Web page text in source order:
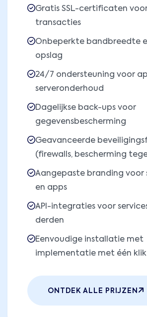
Gratis SSL-certificaten
transacties
Onbeperkte bandbreedte
opslag
24/7 ondersteuning voor
serveronderhoud
Dagelijkse back-ups voor
gegevensbescherming
Geavanceerde
(firewalls, bescherming
Aangepaste branding
en apps
API-integraties voor
derden
Eenvoudige installatie met
implementatie met één klik
ONTDEK ALLE PRIJZEN